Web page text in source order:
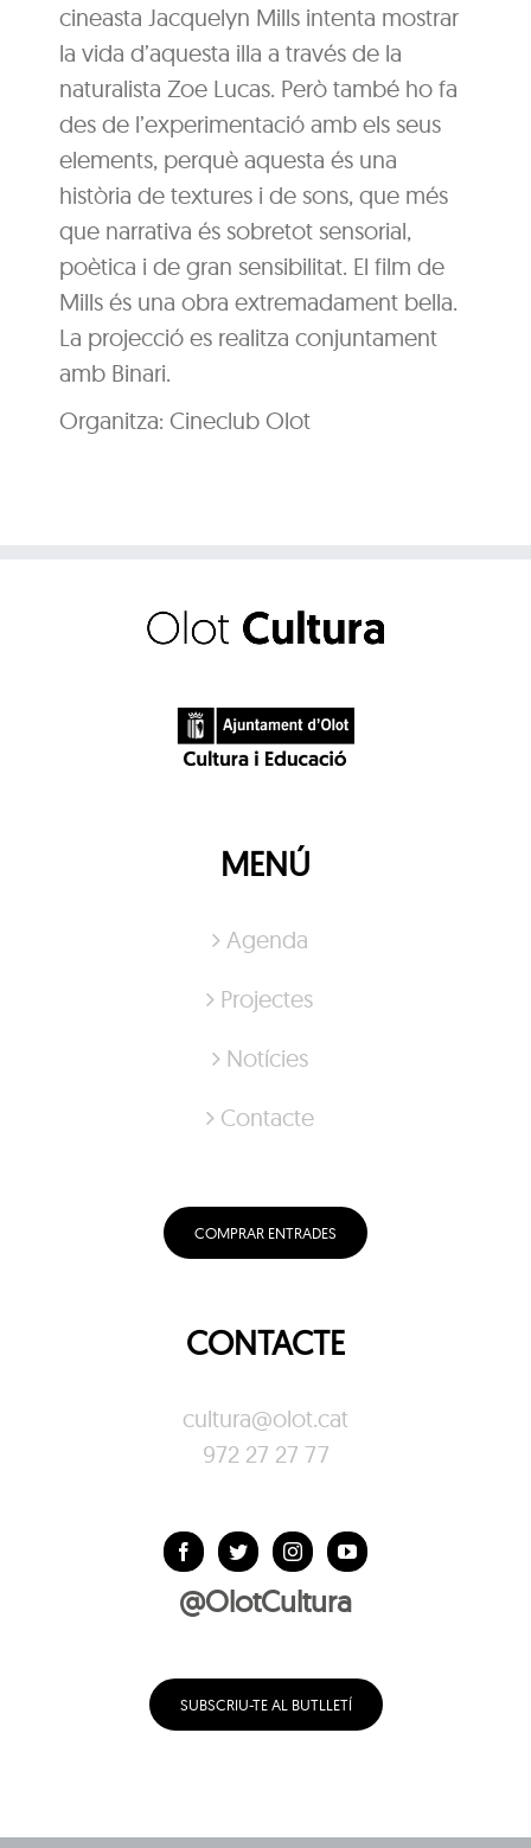
cineasta Jacquelyn Mills intenta mostrar
la vida d’aquesta illa a través de la
naturalista Zoe Lucas. Però també ho fa
des de l’experimentació amb els seus
elements, perquè aquesta és una
història de textures i de sons, que més
que narrativa és sobretot sensorial,
poètica i de gran sensibilitat. El film de
Mills és una obra extremadament bella.
La projecció es realitza conjuntament
amb Binari.
Organitza: Cineclub Olot
MENÚ
Agenda
Projectes
Notícies
Contacte
COMPRAR ENTRADES
CONTACTE
cultura@olot.cat
972 27 27 77
@OlotCultura
SUBSCRIU-TE AL BUTLLETÍ